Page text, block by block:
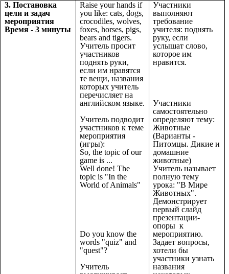
3. Постановка
цели и задач
мероприятия
Время - 3 минуты
Raise your hands if
you like: cats, dogs,
crocodiles, wolves,
foxes, horses, pigs,
bears and tigers.
Учитель просит
участников
поднять руки,
если им нравятся
те вещи, названия
которых учитель
перечисляет на
английском языке.
Учитель подводит
участников к теме
мероприятия
(игры):
So, the topic of our
game is ...
Well done! The
topic is "In the
World of Animals"
Do you know the
words "quiz" and
"quest"?
Учитель
Участники
выполняют
требование
учителя: поднять
руку, если
услышат слово,
которое им
нравится.
Участники
самостоятельно
определяют тему:
Животные
(Варианты -
Питомцы. Дикие и
домашние
животные)
Учитель называет
полную тему
урока: "В Мире
Животных".
Демонстрирует
первый слайд
презентации-
опоры к
мероприятию.
Задает вопросы,
хотели бы
участники узнать
названия